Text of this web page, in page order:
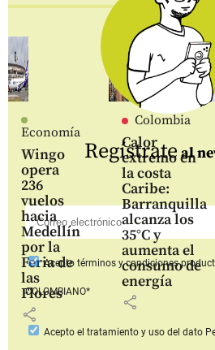
Economía
Wingo
opera
236
vuelos
hacia
Medellín
por la
Feria de
las
Flores
share
Colombia
Calor
extremo en
la costa
Caribe:
Barranquilla
alcanza los
35°C y
aumenta el
consumo de
energía
share
Regístrateal
Aceptotérminos y condiciones
COLOMBIANO*
Acepto el tratamiento y uso del dato